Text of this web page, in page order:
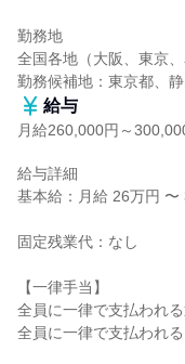
勤務地
全国各地（大阪、東京
勤務候補地：東京都、
給与
月給260,000円～
給与詳細
基本給：月給 26万円 〜
固定残業代：なし
【一律手当】
全員に一律で支払われ
全員に一律で支払われ